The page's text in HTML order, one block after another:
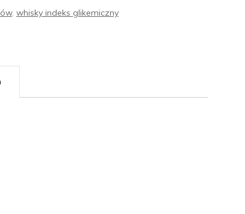
, whisky indeks glikemiczny